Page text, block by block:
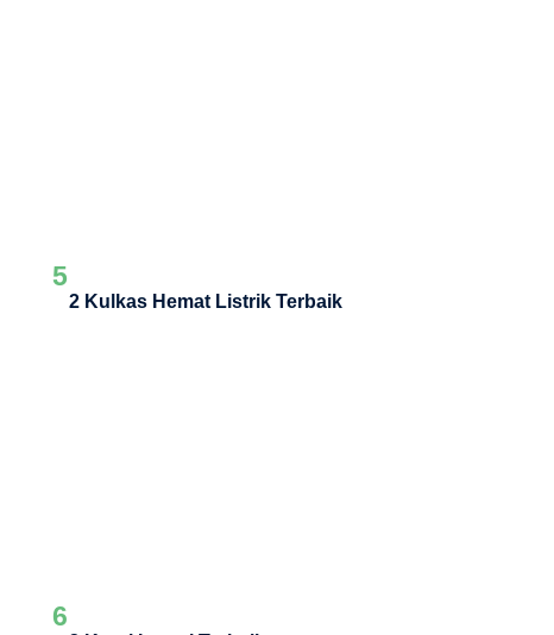
5
2 Kulkas Hemat Listrik Terbaik
6